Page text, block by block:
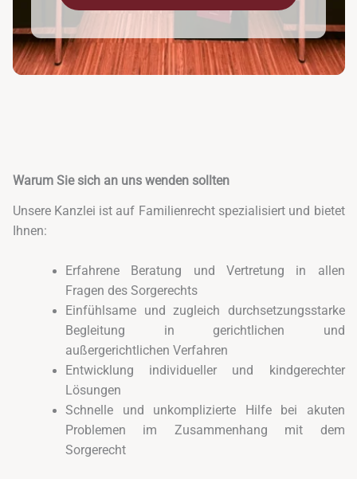
Warum Sie sich an uns wenden sollten
Unsere Kanzlei ist auf Familienrecht spezialisiert und bietet
Ihnen:
Erfahrene Beratung und Vertretung in allen
Fragen des Sorgerechts
Einfühlsame und zugleich durchsetzungsstarke
Begleitung in gerichtlichen und
außergerichtlichen Verfahren
Entwicklung individueller und kindgerechter
Lösungen
Schnelle und unkomplizierte Hilfe bei akuten
Problemen im Zusammenhang mit dem
Sorgerecht